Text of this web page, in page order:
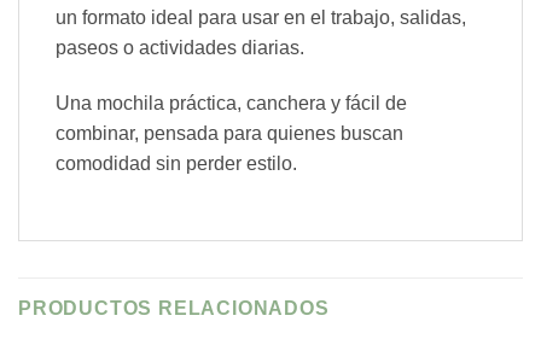
un formato ideal para usar en el trabajo, salidas,
paseos o actividades diarias.
Una mochila práctica, canchera y fácil de
combinar, pensada para quienes buscan
comodidad sin perder estilo.
PRODUCTOS RELACIONADOS